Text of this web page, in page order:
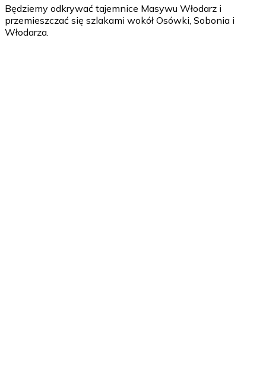
Będziemy odkrywać tajemnice Masywu Włodarz i
przemieszczać się szlakami wokół Osówki, Sobonia i
Włodarza.